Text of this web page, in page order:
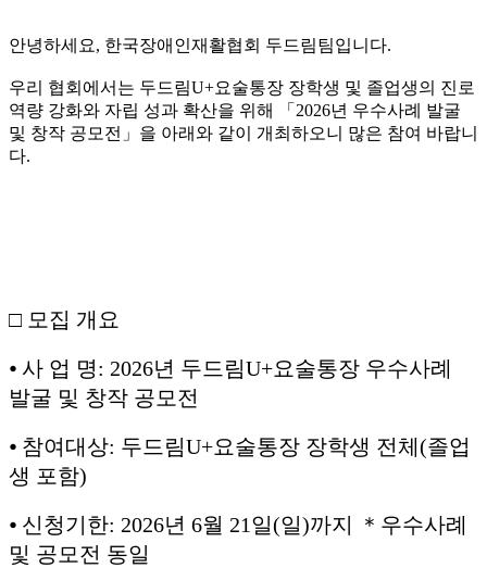
안녕하세요, 한국장애인재활협회 두드림팀입니다.
우리 협회에서는 두드림U+요술통장 장학생 및 졸업생의 진로
역량 강화와 자립 성과 확산을 위해 「2026년 우수사례 발굴
및 창작 공모전」을 아래와 같이 개최하오니 많은 참여 바랍니
다.
□ 모집 개요
⦁ 사 업 명: 2026년 두드림U+요술통장 우수사례
발굴 및 창작 공모전
⦁ 참여대상: 두드림U+요술통장 장학생 전체(졸업
생 포함)
⦁ 신청기한: 2026년 6월 21일(일)까지 ＊우수사례
및 공모전 동일